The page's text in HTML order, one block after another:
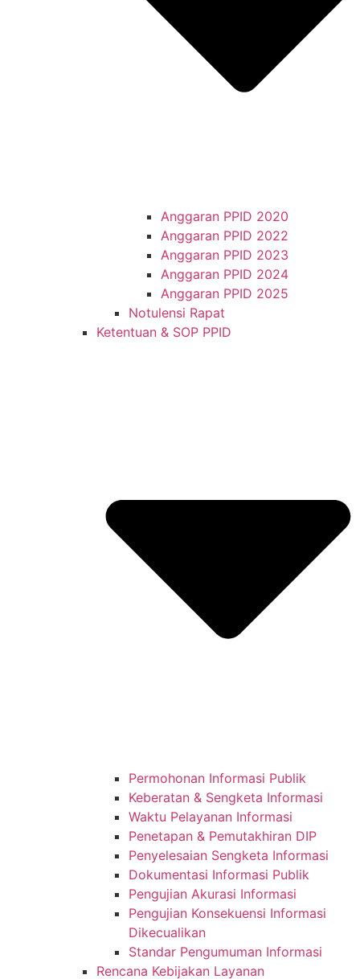
Anggaran PPID 2020
Anggaran PPID 2022
Anggaran PPID 2023
Anggaran PPID 2024
Anggaran PPID 2025
Notulensi Rapat
Ketentuan & SOP PPID
Permohonan Informasi Publik
Keberatan & Sengketa Informasi
Waktu Pelayanan Informasi
Penetapan & Pemutakhiran DIP
Penyelesaian Sengketa Informasi
Dokumentasi Informasi Publik
Pengujian Akurasi Informasi
Pengujian Konsekuensi Informasi
Dikecualikan
Standar Pengumuman Informasi
Rencana Kebijakan Layanan